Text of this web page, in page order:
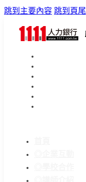
跳到主要內容 跳到頁尾